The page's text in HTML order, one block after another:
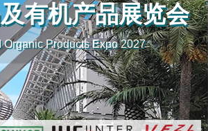
有机产品展览会
Products Expo 2027